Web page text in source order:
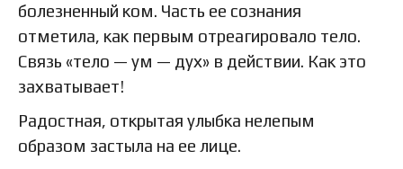
болезненный ком. Часть ее сознания
отметила, как первым отреагировало тело.
Связь «тело — ум — дух» в действии. Как это
захватывает!
Радостная, открытая улыбка нелепым
образом застыла на ее лице.